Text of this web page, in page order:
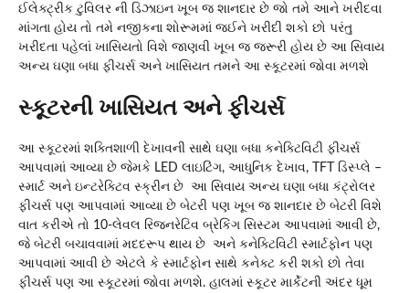
ઈલેક્ટ્રીક ટુવિલર ની ડિઝાઇન ખૂબ જ શાનદાર છે જો તમે આને ખરીદવા
માંગતા હોય તો તમે નજીકના શોરૂમમાં જઈને ખરીદી શકો છો પરંતુ
ખરીદતા પહેલાં ખાસિયતો વિશે જાણવી ખૂબ જ જરૂરી હોય છે આ સિવાય
અન્ય ઘણા બધા ફીચર્સ અને ખાસિયત તમને આ સ્કૂટરમાં જોવા મળશે
સ્કૂટરની ખાસિયત અને ફીચર્સ
આ સ્કૂટરમાં શક્તિશાળી દેખાવની સાથે ઘણા બધા કનેક્ટિવિટી ફીચર્સ
આપવામાં આવ્યા છે જેમકે LED લાઇટિંગ, આધુનિક દેખાવ, TFT ડિસ્પ્લે –
સ્માર્ટ અને ઇન્ટરેક્ટિવ સ્ક્રીન છે આ સિવાય અન્ય ઘણા બધા કંટ્રોલર
ફીચર્સ પણ આપવામાં આવ્યા છે બેટરી પણ ખૂબ જ શાનદાર છે બેટરી વિશે
વાત કરીએ તો 10-લેવલ રિજનરેટિવ બ્રેકિંગ સિસ્ટમ આપવામાં આવી છે,
જે બેટરી બચાવવામાં મદદરૂપ થાય છે અને કનેક્ટિવિટી સ્માર્ટફોન પણ
આપવામાં આવી છે એટલે કે સ્માર્ટફોન સાથે કનેક્ટ કરી શકો છો તેવા
ફીચર્સ પણ આ સ્કૂટરમાં જોવા મળશે. હાલમાં સ્કૂટર માર્કેટની અંદર ધૂમ